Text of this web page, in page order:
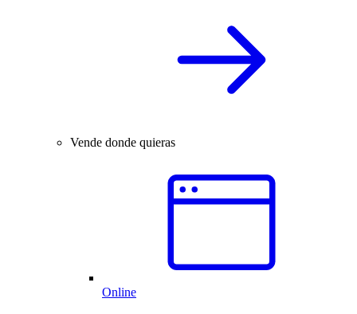
Vende donde quieras
Online